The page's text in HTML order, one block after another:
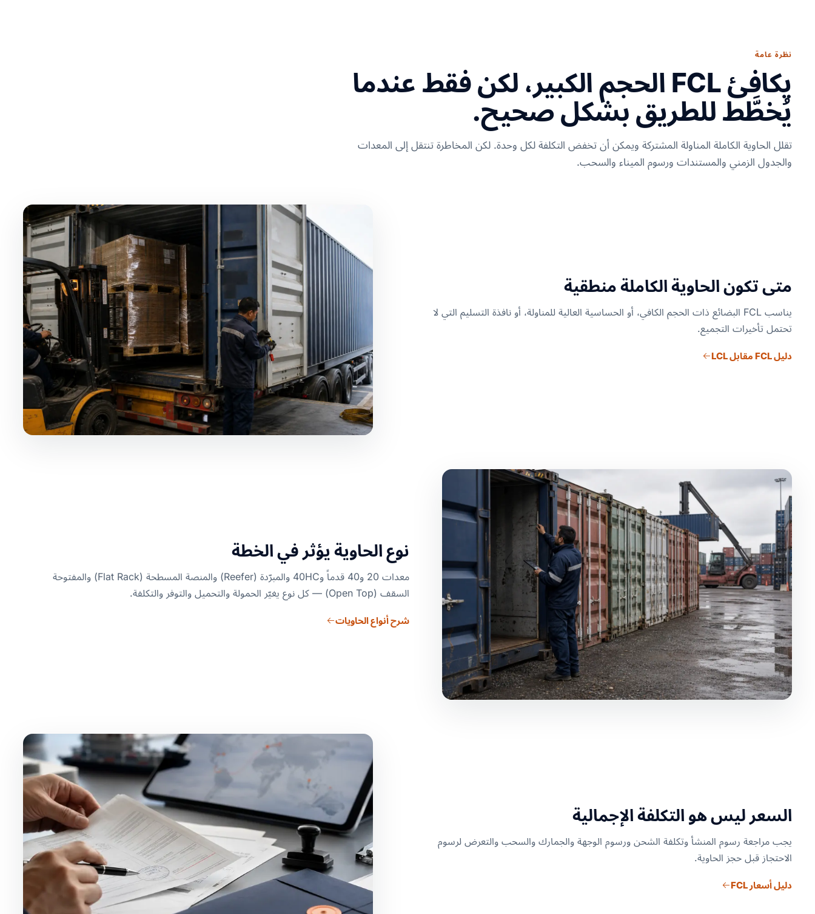
نظرة عامة
يكافئ FCL الحجم الكبير، لكن فقط عندما
يُخطَّط للطريق بشكل صحيح.
تقلل الحاوية الكاملة المناولة المشتركة ويمكن أن تخفض التكلفة لكل وحدة. لكن المخاطرة تنتقل إلى المعدات
والجدول الزمني والمستندات ورسوم الميناء والسحب.
متى تكون الحاوية الكاملة منطقية
يناسب FCL البضائع ذات الحجم الكافي، أو الحساسية العالية للمناولة، أو نافذة التسليم التي لا
تحتمل تأخيرات التجميع.
دليل FCL مقابل LCL
نوع الحاوية يؤثر في الخطة
معدات 20 و40 قدماً و40HC والمبرّدة (Reefer) والمنصة المسطحة (Flat Rack) والمفتوحة
السقف (Open Top) — كل نوع يغيّر الحمولة والتحميل والتوفر والتكلفة.
شرح أنواع الحاويات
السعر ليس هو التكلفة الإجمالية
يجب مراجعة رسوم المنشأ وتكلفة الشحن ورسوم الوجهة والجمارك والسحب والتعرض لرسوم
الاحتجاز قبل حجز الحاوية.
دليل أسعار FCL